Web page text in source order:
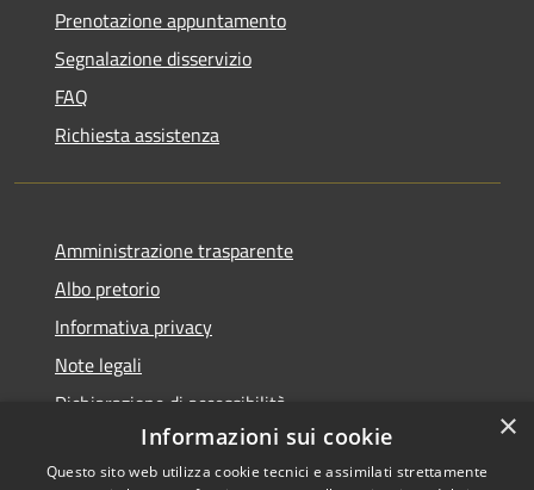
Prenotazione appuntamento
Segnalazione disservizio
FAQ
Richiesta assistenza
Amministrazione trasparente
Albo pretorio
Informativa privacy
Note legali
Dichiarazione di accessibilità
×
Informazioni sui cookie
Questo sito web utilizza cookie tecnici e assimilati strettamente